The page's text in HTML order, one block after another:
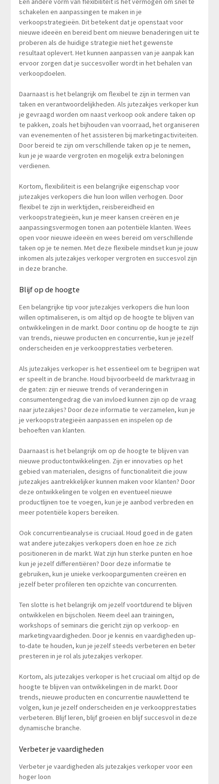
schakelen en aanpassingen te maken in je
verkoopstrategieën. Dit betekent dat je openstaat voor
nieuwe ideeën en bereid bent om nieuwe benaderingen uit te
proberen als de huidige strategie niet het gewenste
resultaat oplevert. Het kunnen aanpassen van je aanpak kan
ervoor zorgen dat je succesvoller wordt in het behalen van
verkoopdoelen.
Daarnaast is het belangrijk om flexibel te zijn in termen van
taken en verantwoordelijkheden. Als jutezakjes verkoper kun
je gevraagd worden om naast verkoop ook andere taken op
te pakken, zoals het bijhouden van voorraad, het organiseren
van evenementen of het assisteren bij marketingactiviteiten.
Door bereid te zijn om verschillende taken op je te nemen,
kun je je waarde vergroten en mogelijk extra beloningen
verdienen.
Kortom, flexibiliteit is een belangrijke eigenschap voor
jutezakjes verkopers die hun loon willen verhogen. Door
flexibel te zijn in werktijden, reisbereidheid en
verkoopstrategieën, kun je meer kansen creëren en je
aanpassingsvermogen tonen aan potentiële klanten. Wees
open voor nieuwe ideeën en wees bereid om verschillende
taken op je te nemen. Met deze flexibele mindset kun je jouw
inkomen als jutezakjes verkoper vergroten en succesvol zijn
in deze branche.
Blijf op de hoogte
Een belangrijke tip voor jutezakjes verkopers die hun loon
willen optimaliseren, is om altijd op de hoogte te blijven van
ontwikkelingen in de markt. Door continu op de hoogte te zijn
van trends, nieuwe producten en concurrentie, kun je jezelf
onderscheiden en je verkoopprestaties verbeteren.
Als jutezakjes verkoper is het essentieel om te begrijpen wat
er speelt in de branche. Houd bijvoorbeeld de marktvraag in
de gaten: zijn er nieuwe trends of veranderingen in
consumentengedrag die van invloed kunnen zijn op de vraag
naar jutezakjes? Door deze informatie te verzamelen, kun je
je verkoopstrategieën aanpassen en inspelen op de
behoeften van klanten.
Daarnaast is het belangrijk om op de hoogte te blijven van
nieuwe productontwikkelingen. Zijn er innovaties op het
gebied van materialen, designs of functionaliteit die jouw
jutezakjes aantrekkelijker kunnen maken voor klanten? Door
deze ontwikkelingen te volgen en eventueel nieuwe
productlijnen toe te voegen, kun je je aanbod verbreden en
meer potentiële kopers bereiken.
Ook concurrentieanalyse is cruciaal. Houd goed in de gaten
wat andere jutezakjes verkopers doen en hoe ze zich
positioneren in de markt. Wat zijn hun sterke punten en hoe
kun je jezelf differentiëren? Door deze informatie te
gebruiken, kun je unieke verkoopargumenten creëren en
jezelf beter profileren ten opzichte van concurrenten.
Ten slotte is het belangrijk om jezelf voortdurend te blijven
ontwikkelen en bijscholen. Neem deel aan trainingen,
workshops of seminars die gericht zijn op verkoop- en
marketingvaardigheden. Door je kennis en vaardigheden up-
to-date te houden, kun je jezelf steeds verbeteren en beter
presteren in je rol als jutezakjes verkoper.
Kortom, als jutezakjes verkoper is het cruciaal om altijd op de
hoogte te blijven van ontwikkelingen in de markt. Door
trends, nieuwe producten en concurrentie nauwlettend te
volgen, kun je jezelf onderscheiden en je verkoopprestaties
verbeteren. Blijf leren, blijf groeien en blijf succesvol in deze
dynamische branche.
Verbeter je vaardigheden
Verbeter je vaardigheden als jutezakjes verkoper voor een
hoger loon